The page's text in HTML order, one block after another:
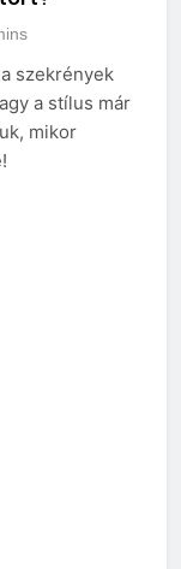
szekrények
a stílus már
mikor